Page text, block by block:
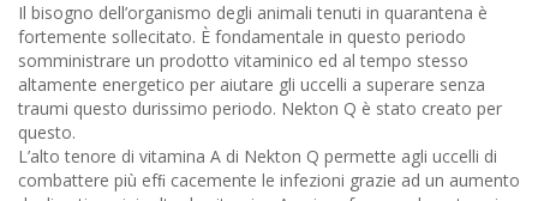
Il bisogno dell’organismo degli animali tenuti in quarantena è
fortemente sollecitato. È fondamentale in questo periodo
somministrare un prodotto vitaminico ed al tempo stesso
altamente energetico per aiutare gli uccelli a superare senza
traumi questo durissimo periodo. Nekton Q è stato creato per
questo.
L’alto tenore di vitamina A di Nekton Q permette agli uccelli di
combattere più efﬁ cacemente le infezioni grazie ad un aumento